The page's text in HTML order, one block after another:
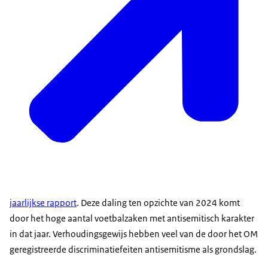
Op NCAB.nl zie je waar je terecht kunt.
Beeldbeschrijving:
Laptop met de NCAB-website in beeld.
Zo dragen we allemaal bij aan een samenleving
zonder haat.
Voice-over:
Meer weten? Kijk op ncab.nl voor meer informatie
én voor de andere video’s in de reeks.
jaarlijkse rapport. Deze daling ten opzichte van 2024 komt
door het hoge aantal voetbalzaken met antisemitisch karakter
in dat jaar. Verhoudingsgewijs hebben veel van de door het OM
geregistreerde discriminatiefeiten antisemitisme als grondslag.